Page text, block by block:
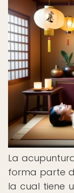
La
forma parte
la cual tiene